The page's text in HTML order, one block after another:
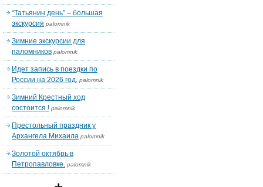
“Татьянин день” – большая
экскурсия palomnik
Зимние экскурсии для
паломников palomnik
Идет запись в поездки по
России на 2026 год. palomnik
Зимний Крестный ход
состоится ! palomnik
Престольный праздник у
Архангела Михаила palomnik
Золотой октябрь в
Петропавловке. palomnik